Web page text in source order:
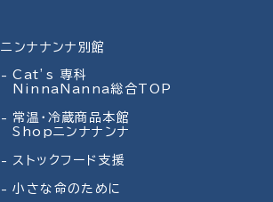
ニンナナンナ別館
Cat’s 専科
NinnaNanna総合TOP
常温・冷蔵商品本館
Shopニンナナンナ
ストックフード支援
小さな命のために